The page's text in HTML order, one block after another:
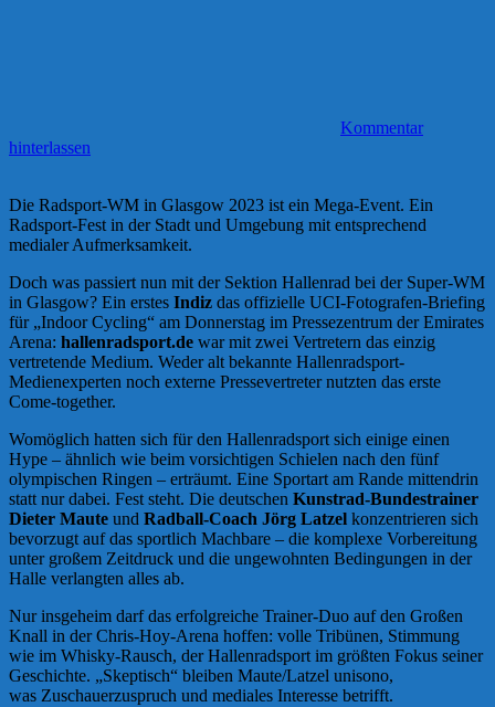
Kommentar
hinterlassen
Die Radsport-WM in Glasgow 2023 ist ein Mega-Event. Ein
Radsport-Fest in der Stadt und Umgebung mit entsprechend
medialer Aufmerksamkeit.
Doch was passiert nun mit der Sektion Hallenrad bei der Super-WM
in Glasgow? Ein erstes Indiz das offizielle UCI-Fotografen-Briefing
für „Indoor Cycling“ am Donnerstag im Pressezentrum der Emirates
Arena: hallenradsport.de war mit zwei Vertretern das einzig
vertretende Medium. Weder alt bekannte Hallenradsport-
Medienexperten noch externe Pressevertreter nutzten das erste
Come-together.
Womöglich hatten sich für den Hallenradsport sich einige einen
Hype – ähnlich wie beim vorsichtigen Schielen nach den fünf
olympischen Ringen – erträumt. Eine Sportart am Rande mittendrin
statt nur dabei. Fest steht. Die deutschen Kunstrad-Bundestrainer
Dieter Maute und Radball-Coach Jörg Latzel konzentrieren sich
bevorzugt auf das sportlich Machbare – die komplexe Vorbereitung
unter großem Zeitdruck und die ungewohnten Bedingungen in der
Halle verlangten alles ab.
Nur insgeheim darf das erfolgreiche Trainer-Duo auf den Großen
Knall in der Chris-Hoy-Arena hoffen: volle Tribünen, Stimmung
wie im Whisky-Rausch, der Hallenradsport im größten Fokus seiner
Geschichte. „Skeptisch“ bleiben Maute/Latzel unisono,
was Zuschauerzuspruch und mediales Interesse betrifft.